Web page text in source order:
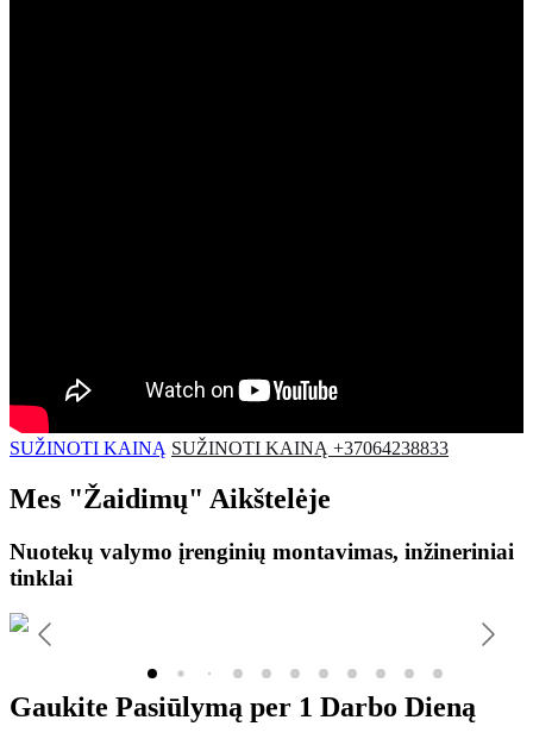
SUŽINOTI KAINĄ SUŽINOTI KAINĄ +37064238833
Mes "Žaidimų" Aikštelėje
Nuotekų valymo įrenginių montavimas, inžineriniai
tinklai
Gaukite Pasiūlymą per 1 Darbo Dieną